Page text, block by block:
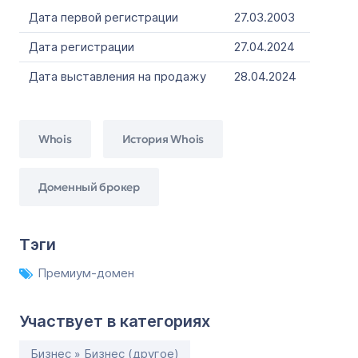
Дата первой регистрации
27.03.2003
Дата регистрации
27.04.2024
Дата выставления на продажу
28.04.2024
Whois История Whois
Доменный брокер
Тэги
Премиум-домен
Участвует в категориях
Бизнес » Бизнес (другое)